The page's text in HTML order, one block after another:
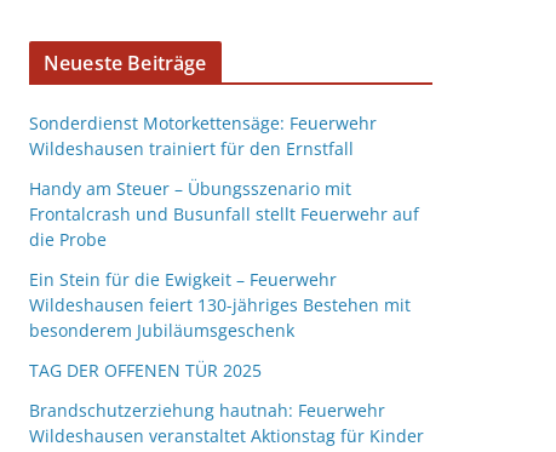
Neueste Beiträge
Sonderdienst Motorkettensäge: Feuerwehr
Wildeshausen trainiert für den Ernstfall
Handy am Steuer – Übungsszenario mit
Frontalcrash und Busunfall stellt Feuerwehr auf
die Probe
Ein Stein für die Ewigkeit – Feuerwehr
Wildeshausen feiert 130-jähriges Bestehen mit
besonderem Jubiläumsgeschenk
TAG DER OFFENEN TÜR 2025
Brandschutzerziehung hautnah: Feuerwehr
Wildeshausen veranstaltet Aktionstag für Kinder